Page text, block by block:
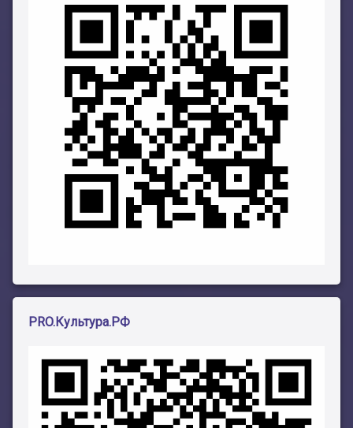
PRO.Культура.РФ